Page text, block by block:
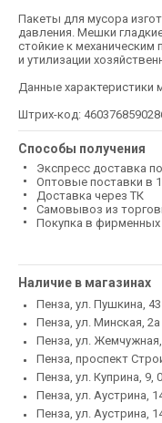
Пакеты для мусора
давления. Мешки
стойкие к
и утилизации
Данные характеристики
Штрих-код:
Способы получения
Экспресс доставка
Оптовые поставки в
Доставка через ТК
Самовывоз из
Покупка в фирменных
Наличие в магазинах
Пенза, ул. Пушкина, 43
Пенза, ул. Минская, 2а
Пенза, ул.
Пенза, проспект
Пенза, ул. Куприна, 9,
Пенза, ул. Аустрина,
Пенза, ул. Аустрина,